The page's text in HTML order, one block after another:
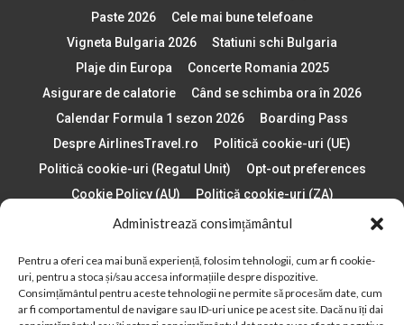
Administrează consimțământul
Pentru a oferi cea mai bună experiență, folosim tehnologii, cum ar fi cookie-
uri, pentru a stoca și/sau accesa informațiile despre dispozitive.
Consimțământul pentru aceste tehnologii ne permite să procesăm date, cum
ar fi comportamentul de navigare sau ID-uri unice pe acest site. Dacă nu îți dai
Paste 2026
Cele mai bune telefoane
Vigneta Bulgaria 2026
Statiuni schi Bulgaria
Plaje din Europa
Concerte Romania 2025
Asigurare de calatorie
Când se schimba ora în 2026
Calendar Formula 1 sezon 2026
Boarding Pass
Despre AirlinesTravel.ro
Politică cookie-uri (UE)
Politică cookie-uri (Regatul Unit)
Opt-out preferences
Cookie Policy (AU)
Politică cookie-uri (ZA)
Politică cookie-uri (Canada)
Politică cookie-uri (BR)
2012 - 2025 © Toate drepturile rezervate
Din 2012, AirlinesTravel.ro este o platformă de informare online,
specializată în aviație și turism!